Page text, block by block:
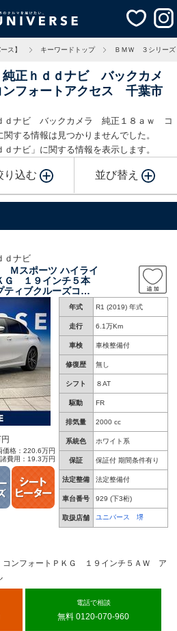
ス】 キーワードトップ ＢＭＷ ３シリー
正ｈｄｄナビ バックカメ
フォートアクセス 千葉市
ｄナビ バックカメラ 純正１８ａｗ コ
する情報は見つかりませんでした。
ナビ」に関する情報を表示します。
り込む 並び替え
ナビ
Ｍスポーツ ハイライ
Ｇ １９インチ５本
ィブクルーズコン
ト 純正ＨＤＤナ
ｏｏｔｈ再生 Ｅ
年式 R1 (2019) 年式
走行 6.1万Km
車検 車検整備付
修復歴 無し
シフト ８AT
駆動 FR
排気量 2000 cc
系統色 ホワイト系
保証 保証付 期間条件有り
法定整備 法定整備付
車台番号 929 (下3桁)
取扱店舗 ユニバース 堺
価格：220.6万円
諸費用：19.3万円
コンフォートＰＫＧ １９インチ５ＡＷ ア
電話で相談
無料 0120-070-960